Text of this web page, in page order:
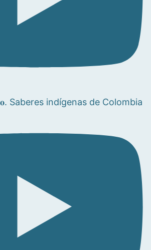
Saberes indígenas de Colombia